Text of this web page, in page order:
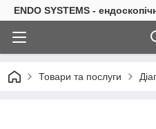
ENDO SYSTEMS -
Товари та послуги